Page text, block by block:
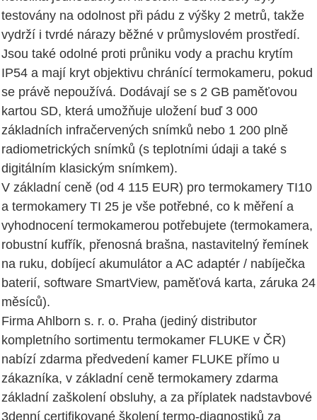
testovány na odolnost při pádu z výšky 2 metrů, takže
vydrží i tvrdé nárazy běžné v průmyslovém prostředí.
Jsou také odolné proti průniku vody a prachu krytím
IP54 a mají kryt objektivu chránící termokameru, pokud
se právě nepoužívá. Dodávají se s 2 GB paměťovou
kartou SD, která umožňuje uložení buď 3 000
základních infračervených snímků nebo 1 200 plně
radiometrických snímků (s teplotními údaji a také s
digitálním klasickým snímkem).
V základní ceně (od 4 115 EUR) pro termokamery TI10
a termokamery TI 25 je vše potřebné, co k měření a
vyhodnocení termokamerou potřebujete (termokamera,
robustní kufřík, přenosná brašna, nastavitelný řemínek
na ruku, dobíjecí akumulátor a AC adaptér / nabíječka
baterií, software SmartView, paměťová karta, záruka 24
měsíců).
Firma Ahlborn s. r. o. Praha (jediný distributor
kompletního sortimentu termokamer FLUKE v ČR)
nabízí zdarma předvedení kamer FLUKE přímo u
zákazníka, v základní ceně termokamery zdarma
základní zaškolení obsluhy, a za příplatek nadstavbové
3denní certifikované školení termo-diagnostiků za